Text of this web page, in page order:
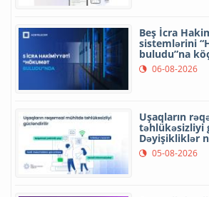
Beş İcra
sistemlərini
buludu”na
06-08-2026
Uşaqların
təhlükəsizliyi
Dəyişikliklər
05-08-2026